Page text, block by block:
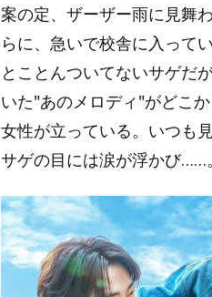
案の定、ザーザー雨に見舞
らに、急いで校舎に入って
とことんついてないサゲだ
いた"あのメロディ"がどこ
女性が立っている。いつも
サゲの目には涙が浮かび……。